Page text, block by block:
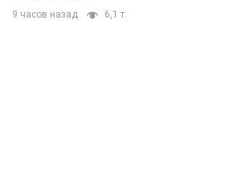
9 часов назад 6,1 т.